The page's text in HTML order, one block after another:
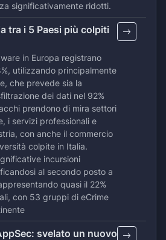
significativamente ridotti.
tra i 5 Paesi più colpiti
in Europa registrano
utilizzando principalmente
che prevede sia la
dei dati nel 92%
prendono di mira settori
i servizi professionali e
con anche il commercio
colpite in Italia.
incursioni
al secondo posto a
quasi il 22%
con 53 gruppi di eCrime
svelato un nuovo